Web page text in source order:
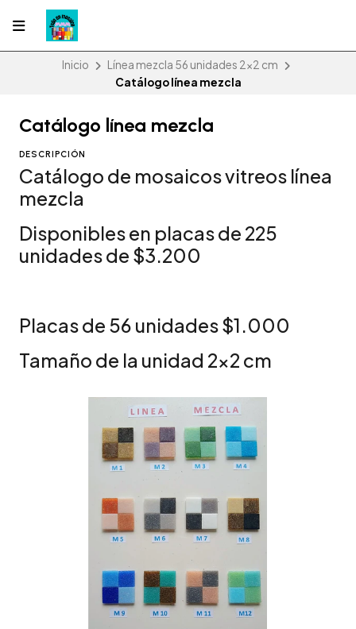
Inicio
Línea mezcla 56 unidades 2x2 cm
Catálogo línea mezcla
Catálogo línea mezcla
DESCRIPCIÓN
Catálogo de mosaicos vitreos línea
mezcla
Disponibles en placas de 225
unidades de $3.200
Placas de 56 unidades $1.000
Tamaño de la unidad 2x2 cm